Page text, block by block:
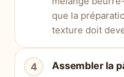
que la
texture doit
Assembler la